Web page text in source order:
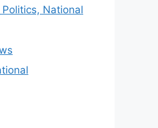
National